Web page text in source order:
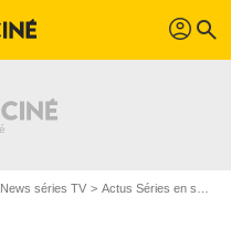
profil search
News séries TV Actus Séries en streaming